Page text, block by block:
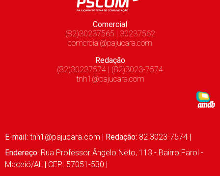
Comercial
(82)30237565 | 30237562
comercial@pajucara.com
Redação
(82)30237574 | (82)3023-7574
tnh1@pajucara.com
E-mail: tnh1@pajucara.com | Redação: 82 3023-7574 |
Endereço: Rua Professor Ângelo Neto, 113 - Bairro Farol -
Maceió/AL | CEP.: 57051-530 |